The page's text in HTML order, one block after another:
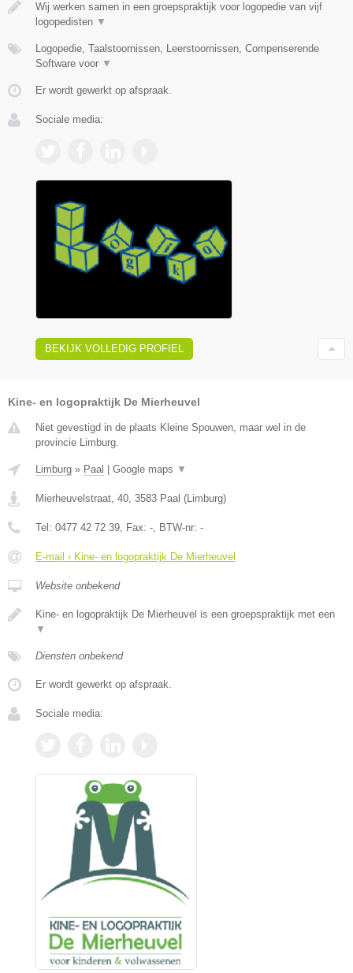
Wij werken samen in een groepspraktijk voor logopedie van vijf
logopedisten ▼
Logopedie, Taalstoornissen, Leerstoornissen, Compenserende
Software voor ▼
Er wordt gewerkt op afspraak.
Sociale media:
BEKIJK VOLLEDIG PROFIEL
Kine- en logopraktijk De Mierheuvel
Niet gevestigd in de plaats Kleine Spouwen, maar wel in de
provincie Limburg.
Limburg » Paal | Google maps ▼
Mierheuvelstraat, 40 3583 Paal (Limburg)
Tel: 0477 42 72 39 , Fax: - , BTW-nr: -
E-mail › Kine- en logopraktijk De Mierheuvel
Website onbekend
Kine- en logopraktijk De Mierheuvel is een groepspraktijk met een
▼
Diensten onbekend
Er wordt gewerkt op afspraak.
Sociale media: